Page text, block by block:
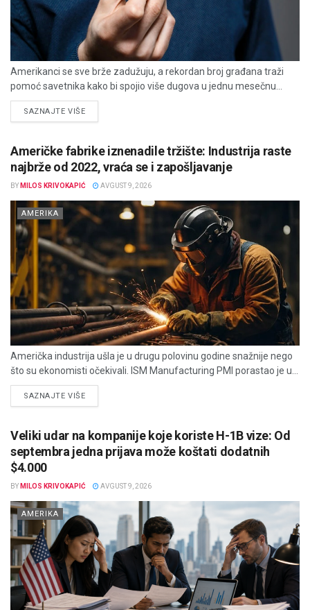
Amerikanci se sve brže zadužuju, a rekordan broj građana traži
pomoć savetnika kako bi spojio više dugova u jednu mesečnu...
SAZNAJTE VIŠEDETAILS
Američke fabrike iznenadile tržište: Industrija raste
najbrže od 2022, vraća se i zapošljavanje
BY MILOS KRIVOKAPIĆ AVGUST 9, 2026
AMERIKA
Američka industrija ušla je u drugu polovinu godine snažnije nego
što su ekonomisti očekivali. ISM Manufacturing PMI porastao je u...
SAZNAJTE VIŠEDETAILS
Veliki udar na kompanije koje koriste H-1B vize: Od
septembra jedna prijava može koštati dodatnih
$4.000
BY MILOS KRIVOKAPIĆ AVGUST 9, 2026
AMERIKA